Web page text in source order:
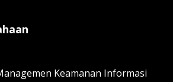
Keamanan Informasi